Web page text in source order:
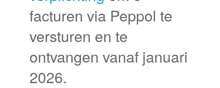
facturen via Peppol te
versturen en te
ontvangen vanaf januari
2026.